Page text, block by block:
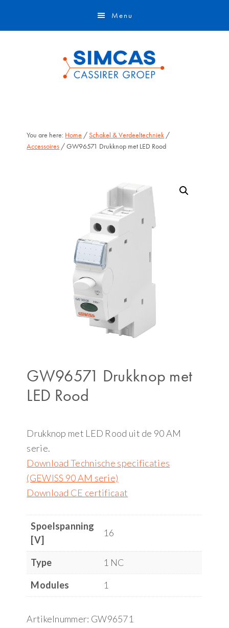
Menu
You are here: Home /Schakel & Verdeeltechniek /
Accessoires / GW96571 Drukknop met LED Rood
GW96571 Drukknop met
LED Rood
Drukknop met LED Rood uit de 90 AM
serie.
Download Technische specificaties
(GEWISS 90 AM serie)
Download CE certificaat
Spoelspanning
[V]
16
Type
1 NC
Modules
1
Artikelnummer: GW96571